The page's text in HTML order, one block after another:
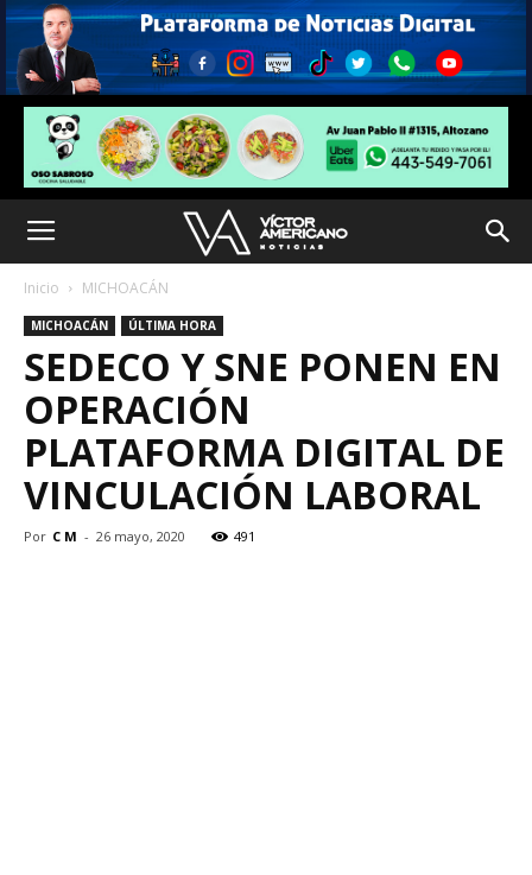
Inicio MICHOACÁN
MICHOACÁN ÚLTIMA HORA
SEDECO Y SNE PONEN EN
OPERACIÓN
PLATAFORMA DIGITAL DE
VINCULACIÓN LABORAL
Por C M - 26 mayo, 2020 491